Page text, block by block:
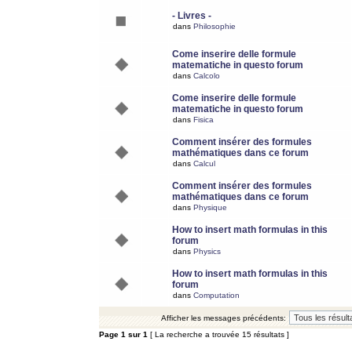
- Livres -
dans Philosophie
Come inserire delle formule
matematiche in questo forum
dans Calcolo
Come inserire delle formule
matematiche in questo forum
dans Fisica
Comment insérer des formules
mathématiques dans ce forum
dans Calcul
Comment insérer des formules
mathématiques dans ce forum
dans Physique
How to insert math formulas in this
forum
dans Physics
How to insert math formulas in this
forum
dans Computation
Afficher les messages précédents:
Page 1 sur 1 [ La recherche a trouvée 15 résultats ]